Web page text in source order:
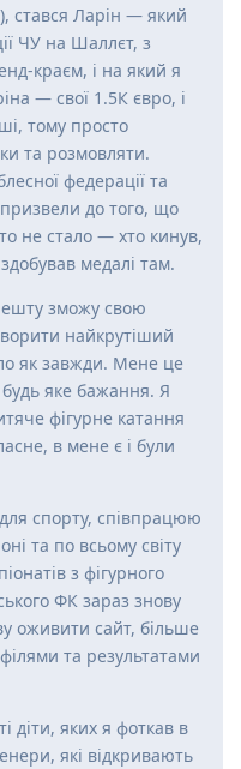
стався Ларін — який
ЧУ на Шаллєт, з
краєм, і на який я
— свої 1.5К євро, і
тому просто
та розмовляти.
федерації та
до того, що
не стало — хто кинув,
медалі там.
зможу свою
найкрутіший
як завжди. Мене це
будь яке бажання. Я
фігурне катання
в мене є і були
спорту, співпрацюю
та по всьому світу
з фігурного
ФК зараз знову
оживити сайт, більше
та результатами
діти, яких я фоткав в
які відкривають